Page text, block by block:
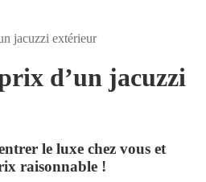
jacuzzi extérieur
d’un jacuzzi
le luxe chez vous et
raisonnable !